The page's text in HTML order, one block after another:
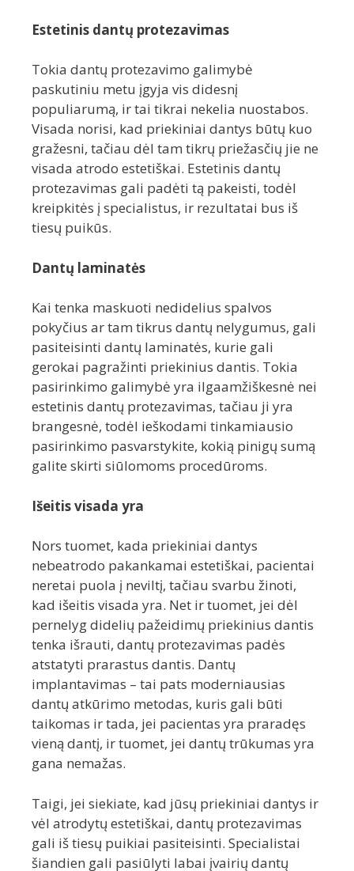
Estetinis dantų protezavimas
Tokia dantų protezavimo galimybė
paskutiniu metu įgyja vis didesnį
populiarumą, ir tai tikrai nekelia nuostabos.
Visada norisi, kad priekiniai dantys būtų kuo
gražesni, tačiau dėl tam tikrų priežasčių jie ne
visada atrodo estetiškai. Estetinis dantų
protezavimas gali padėti tą pakeisti, todėl
kreipkitės į specialistus, ir rezultatai bus iš
tiesų puikūs.
Dantų laminatės
Kai tenka maskuoti nedidelius spalvos
pokyčius ar tam tikrus dantų nelygumus, gali
pasiteisinti dantų laminatės, kurie gali
gerokai pagražinti priekinius dantis. Tokia
pasirinkimo galimybė yra ilgaamžiškesnė nei
estetinis dantų protezavimas, tačiau ji yra
brangesnė, todėl ieškodami tinkamiausio
pasirinkimo pasvarstykite, kokią pinigų sumą
galite skirti siūlomoms procedūroms.
Išeitis visada yra
Nors tuomet, kada priekiniai dantys
nebeatrodo pakankamai estetiškai, pacientai
neretai puola į neviltį, tačiau svarbu žinoti,
kad išeitis visada yra. Net ir tuomet, jei dėl
pernelyg didelių pažeidimų priekinius dantis
tenka išrauti, dantų protezavimas padės
atstatyti prarastus dantis. Dantų
implantavimas – tai pats moderniausias
dantų atkūrimo metodas, kuris gali būti
taikomas ir tada, jei pacientas yra praradęs
vieną dantį, ir tuomet, jei dantų trūkumas yra
gana nemažas.
Taigi, jei siekiate, kad jūsų priekiniai dantys ir
vėl atrodytų estetiškai, dantų protezavimas
gali iš tiesų puikiai pasiteisinti. Specialistai
šiandien gali pasiūlyti labai įvairių dantų